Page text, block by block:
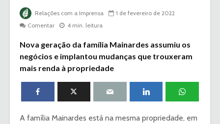
Relações com a Imprensa
1 de fevereiro de 2022
Comentar
4 min. leitura
Nova geração da família Mainardes assumiu os
negócios e implantou mudanças que trouxeram
mais renda à propriedade
A família Mainardes está na mesma propriedade, em